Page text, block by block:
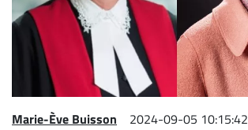
Archives
CARRIÈRE
ET
EMPLOIS
Marie-Ève Buisson 2024-09-05 10:15:42